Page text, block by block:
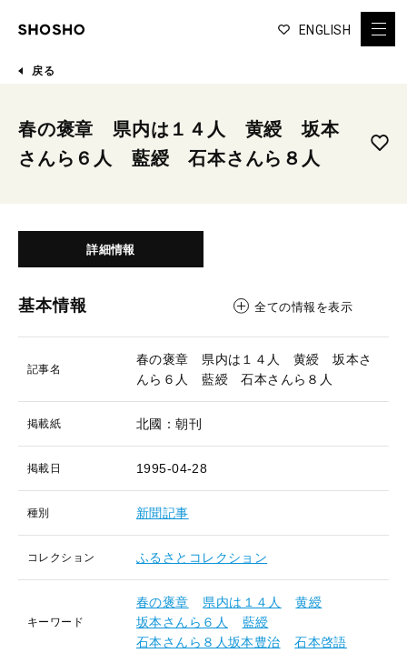
ENGLISH
戻る
春の褒章 県内は１４人 黄綬 坂本
さんら６人 藍綬 石本さんら８人
詳細情報
基本情報 全ての情報を表示
記事名
春の褒章 県内は１４人 黄綬 坂本さ
んら６人 藍綬 石本さんら８人
掲載紙 北國：朝刊
掲載日 1995-04-28
種別 新聞記事
コレクション ふるさとコレクション
キーワード
春の褒章 県内は１４人
黄綬
坂本さんら６人
藍綬
石本さんら８人坂本豊治
石本啓語